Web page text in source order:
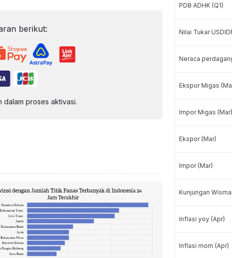
berikut:
proses aktivasi.
PDB ADHK (Q1)
Nilai Tukar
Neraca
Ekspor Migas
Impor Migas (Mar)
Ekspor (Mar)
Impor (Mar)
Kunjungan
Inflasi yoy (Apr)
Inflasi mom (Apr)